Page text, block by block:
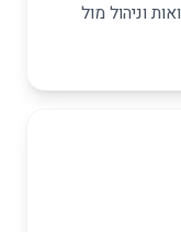
וניהול מול